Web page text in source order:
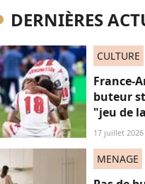
DERNIÈRES
CULTURE
France-
buteur
"jeu de
décrypte
17 juillet 2026
MENAGE